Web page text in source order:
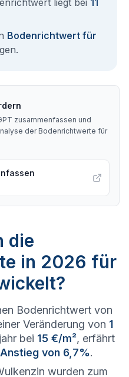
liegt bei 11
Bodenrichtwert für
zusammenfassen und
der Bodenrichtwerte für
die
in 2026 für
Bodenrichtwert von
Veränderung von 1
bei 15 €/m², erfährt
Anstieg von 6,7%.
wurden zum